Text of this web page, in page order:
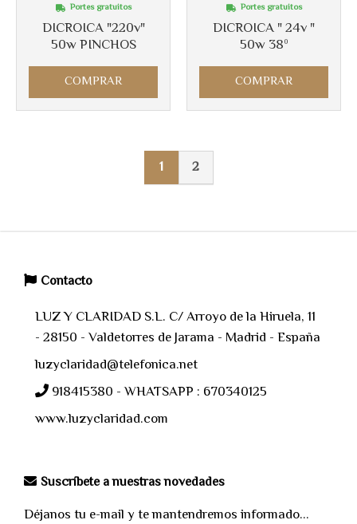
DICROICA "220v"
50w PINCHOS
Portes gratuitos
COMPRAR
DICROICA " 24v "
50w 38º
Portes gratuitos
COMPRAR
1 2
Contacto
LUZ Y CLARIDAD S.L. C/ Arroyo de la Hiruela, 11
- 28150 - Valdetorres de Jarama - Madrid - España
luzyclaridad@telefonica.net
918415380 - WHATSAPP : 670340125
www.luzyclaridad.com
Suscríbete a nuestras novedades
Déjanos tu e-mail y te mantendremos informado...